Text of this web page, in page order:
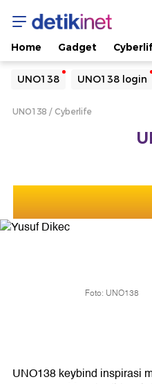
Home Gadget
UNO138 UNO138 login
Yang sedang ramai dicari
Loading...
UNO138 Cyberlife
Foto: UNO138
UNO138 keybind inspirasi